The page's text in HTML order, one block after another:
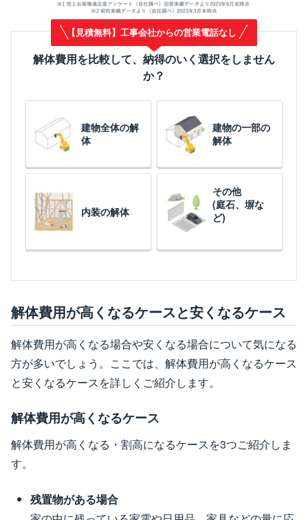
【見積無料】工事会社からの営業電話なし
解体費用を比較して、納得のいく選択をしません
か？
建物全体の解
体
建物の一部の
解体
内装の解体
その他
(庭石、塀な
ど)
解体費用が高くなるケースと安くなるケース
解体費用が高くなる場合や安くなる場合について気になる
方が多いでしょう。ここでは、解体費用が高くなるケース
と安くなるケースを詳しくご紹介します。
解体費用が高くなるケース
解体費用が高くなる・割高になるケースを3つご紹介しま
す。
残置物がある場合